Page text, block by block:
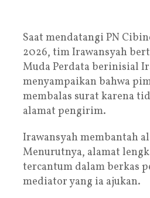
Saat mendatangi PN
2026, tim Irawansyah
Muda Perdata berinisial
menyampaikan bahwa
membalas surat karena
alamat pengirim.
Irawansyah membantah
Menurutnya, alamat
tercantum dalam berkas
mediator yang ia ajukan.